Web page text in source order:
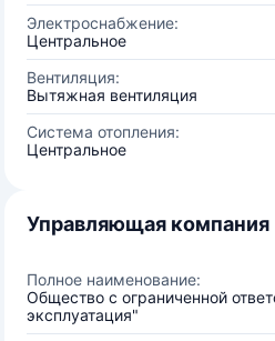
Электроснабжение:
Центральное
Вентиляция:
Вытяжная вентиляция
Система отопления:
Центральное
Управляющая компания
Полное наименование:
Общество с ограниченной
эксплуатация"